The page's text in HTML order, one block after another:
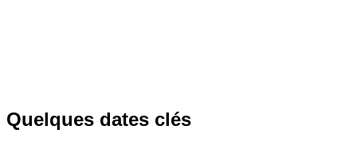
Quelques dates clés